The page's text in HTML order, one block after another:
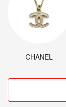
CHANEL